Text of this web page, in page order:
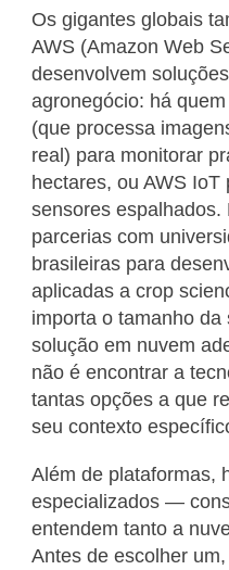
Os gigantes globais
AWS (Amazon Web
desenvolvem
agronegócio: há
(que processa
real) para monitorar
hectares, ou AWS
sensores espalhados.
parcerias com
brasileiras para
aplicadas a crop
importa o tamanho
solução em nuvem
não é encontrar a
tantas opções a que
seu contexto
Além de plataformas,
especializados —
entendem tanto a
Antes de escolher